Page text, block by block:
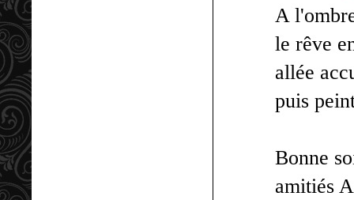
A
le rêve
allée
puis
Bonne
amitiés